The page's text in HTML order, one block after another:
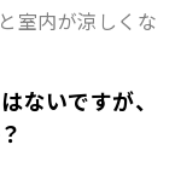
室内が涼しくな
ないですが、